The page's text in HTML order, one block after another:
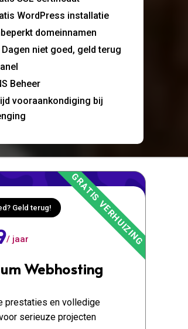
WordPress installatie
domeinnamen
Dagen niet goed, geld terug
Beheer
vooraankondiging bij
Geld terug!
/ jaar
Webhosting
prestaties en volledige
serieuze projecten